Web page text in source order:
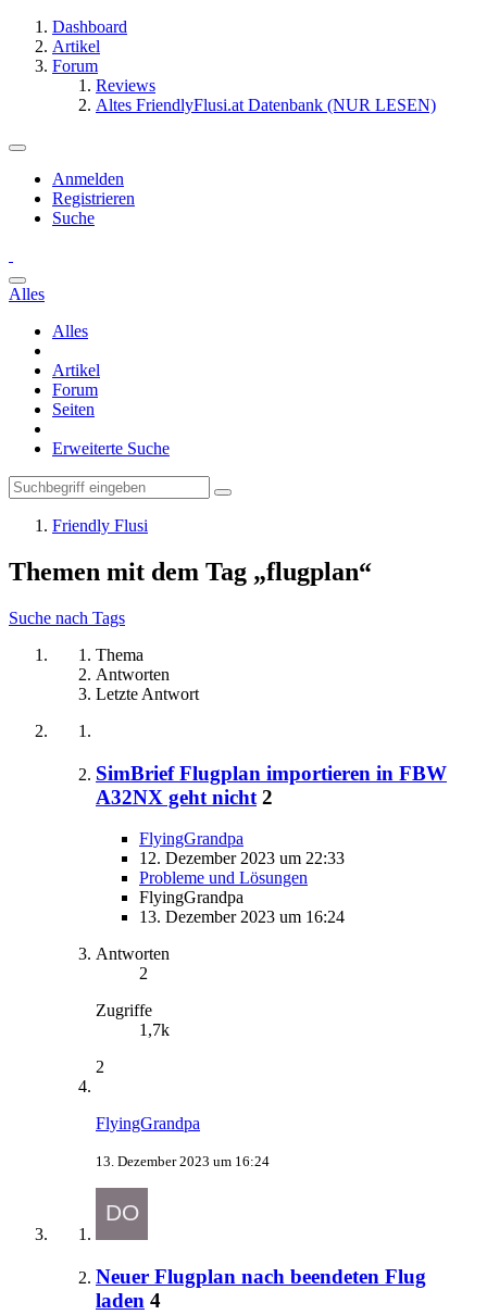
Dashboard
Artikel
Forum
Reviews
Altes FriendlyFlusi.at Datenbank (NUR LESEN)
Anmelden
Registrieren
Suche
Alles
Alles
Artikel
Forum
Seiten
Erweiterte Suche
Friendly Flusi
Themen mit dem Tag „flugplan“
Suche nach Tags
Thema
Antworten
Letzte Antwort
SimBrief Flugplan importieren in FBW
A32NX geht nicht 2
FlyingGrandpa
12. Dezember 2023 um 22:33
Probleme und Lösungen
FlyingGrandpa
13. Dezember 2023 um 16:24
Antworten
2
Zugriffe
1,7k
2
FlyingGrandpa
13. Dezember 2023 um 16:24
Neuer Flugplan nach beendeten Flug
laden 4